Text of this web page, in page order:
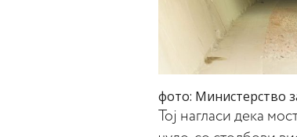
фото: Министерство
Тој нагласи дека